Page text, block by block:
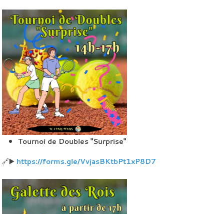
Tournoi de Doubles "Surprise"
🔗▶️ https://forms.gle/VvjasBKtbPt1xP8D7